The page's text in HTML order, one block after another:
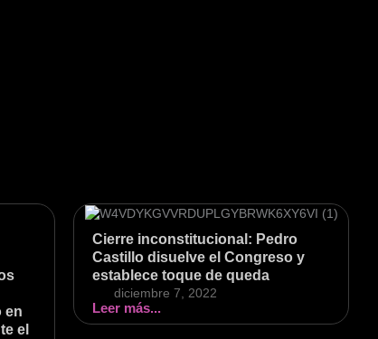
en
el
Cierre inconstitucional: Pedro
Castillo disuelve el Congreso y
establece toque de queda
diciembre 7, 2022
Leer más...